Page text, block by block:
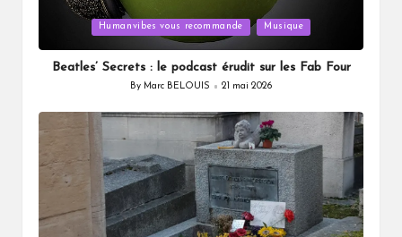
Humanvibes vous recommande Musique
Beatles’ Secrets : le podcast érudit sur les Fab Four
Posted
By Marc BELOUIS 21 mai 2026